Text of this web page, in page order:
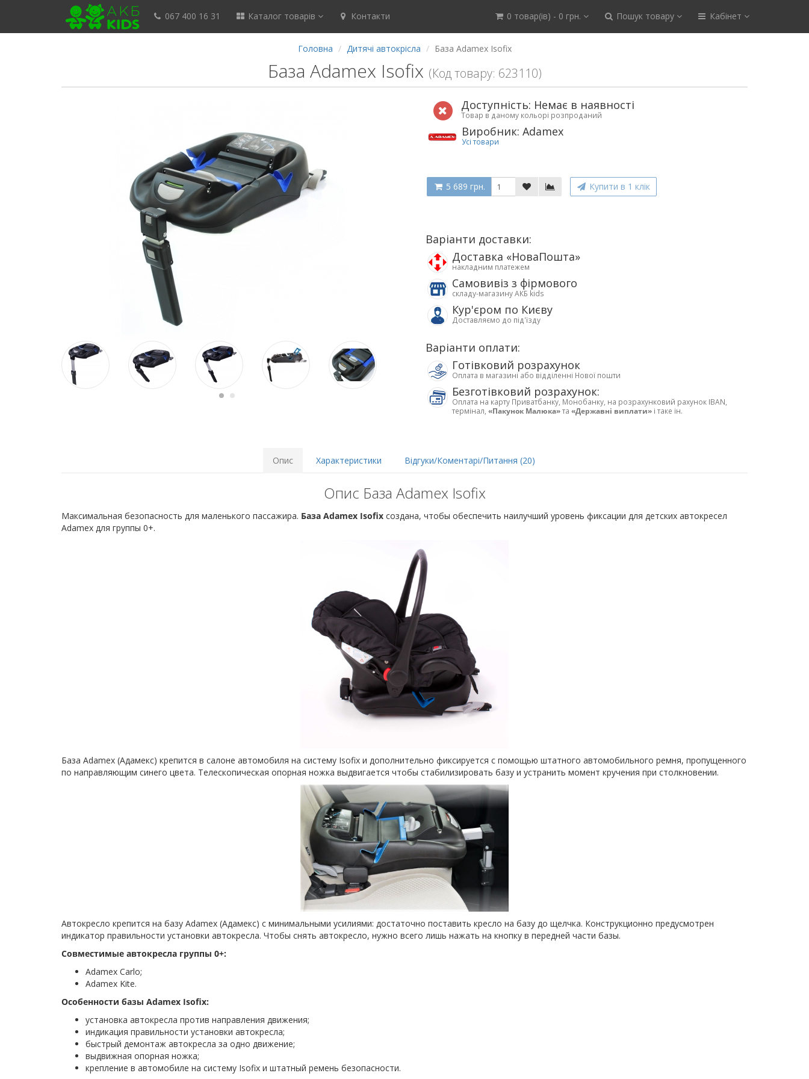
067 400 16 31 Каталог товарів Контакти 0 товар(ів) - 0 грн. Пошук товару Кабінет
Головна Дитячі автокрісла База Adamex Isofix
База Adamex Isofix (Код товару: 623110)
Доступність: Немає в наявності
Товар в даному кольорі розпроданий
Виробник: Adamex
Усі товари
5 689 грн. Купити в 1 клік
Варіанти доставки:
Доставка «НоваПошта»
накладним платежем
Самовивіз з фірмового
складу-магазину АКБ kids
Кур'єром по Києву
Доставляємо до під'їзду
Варіанти оплати:
Готівковий розрахунок
Оплата в магазині або відділенні Нової пошти
Безготівковий розрахунок:
Оплата на карту Приватбанку, Монобанку, на розрахунковий рахунок IBAN,
термінал, «Пакунок Малюка»та «Державні виплати» і таке ін.
Опис Характеристики Відгуки/Коментарі/Питання (20)
Опис База Adamex Isofix
Максимальная безопасность для маленького пассажира. База Adamex Isofix создана, чтобы обеспечить наилучший уровень фиксации для детских автокресел
Adamex для группы 0+.
База Adamex (Адамекс) крепится в салоне автомобиля на систему Isofix и дополнительно фиксируется с помощью штатного автомобильного ремня, пропущенного
по направляющим синего цвета. Телескопическая опорная ножка выдвигается чтобы стабилизировать базу и устранить момент кручения при столкновении.
Автокресло крепится на базу Adamex (Адамекс) с минимальными усилиями: достаточно поставить кресло на базу до щелчка. Конструкционно предусмотрен
индикатор правильности установки автокресла. Чтобы снять автокресло, нужно всего лишь нажать на кнопку в передней части базы.
Совместимые автокресла группы 0+:
Adamex Carlo;
Adamex Kite.
Особенности базы Adamex Isofix:
установка автокресла против направления движения;
индикация правильности установки автокресла;
быстрый демонтаж автокресла за одно движение;
выдвижная опорная ножка;
крепление в автомобиле на систему Isofix и штатный ремень безопасности.